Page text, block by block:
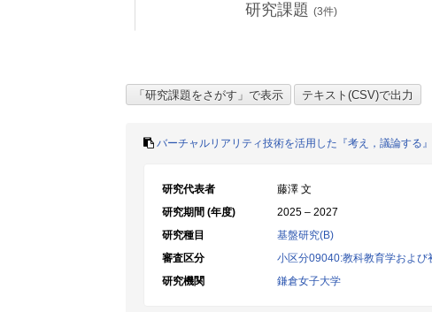
研究課題 (3件)
バーチャルリアリティ技術を活用した『考え，議論する
研究代表者
藤澤 文
研究期間 (年度)
2025 – 2027
研究種目
基盤研究(B)
審査区分
小区分09040:教科教育学および
研究機関
鎌倉女子大学